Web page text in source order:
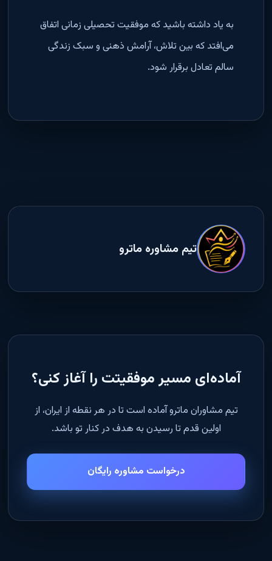
به یاد داشته باشید که موفقیت تحصیلی زمانی اتفاق
می‌افتد که بین تلاش، آرامش ذهنی و سبک زندگی
سالم تعادل برقرار شود.
تیم مشاوره ماترو
آماده‌ای مسیر موفقیتت را آغاز کنی؟
تیم مشاوران ماترو آماده است تا در هر نقطه از ایران، از
اولین قدم تا رسیدن به هدف در کنار تو باشد.
درخواست مشاوره رایگان